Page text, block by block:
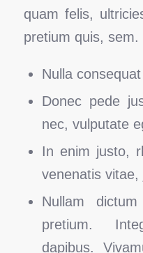
quam felis,
pretium quis, sem.
Nulla
Donec pede
nec, vulputate
In enim justo,
venenatis vitae,
Nullam
pretium.
dapibus.